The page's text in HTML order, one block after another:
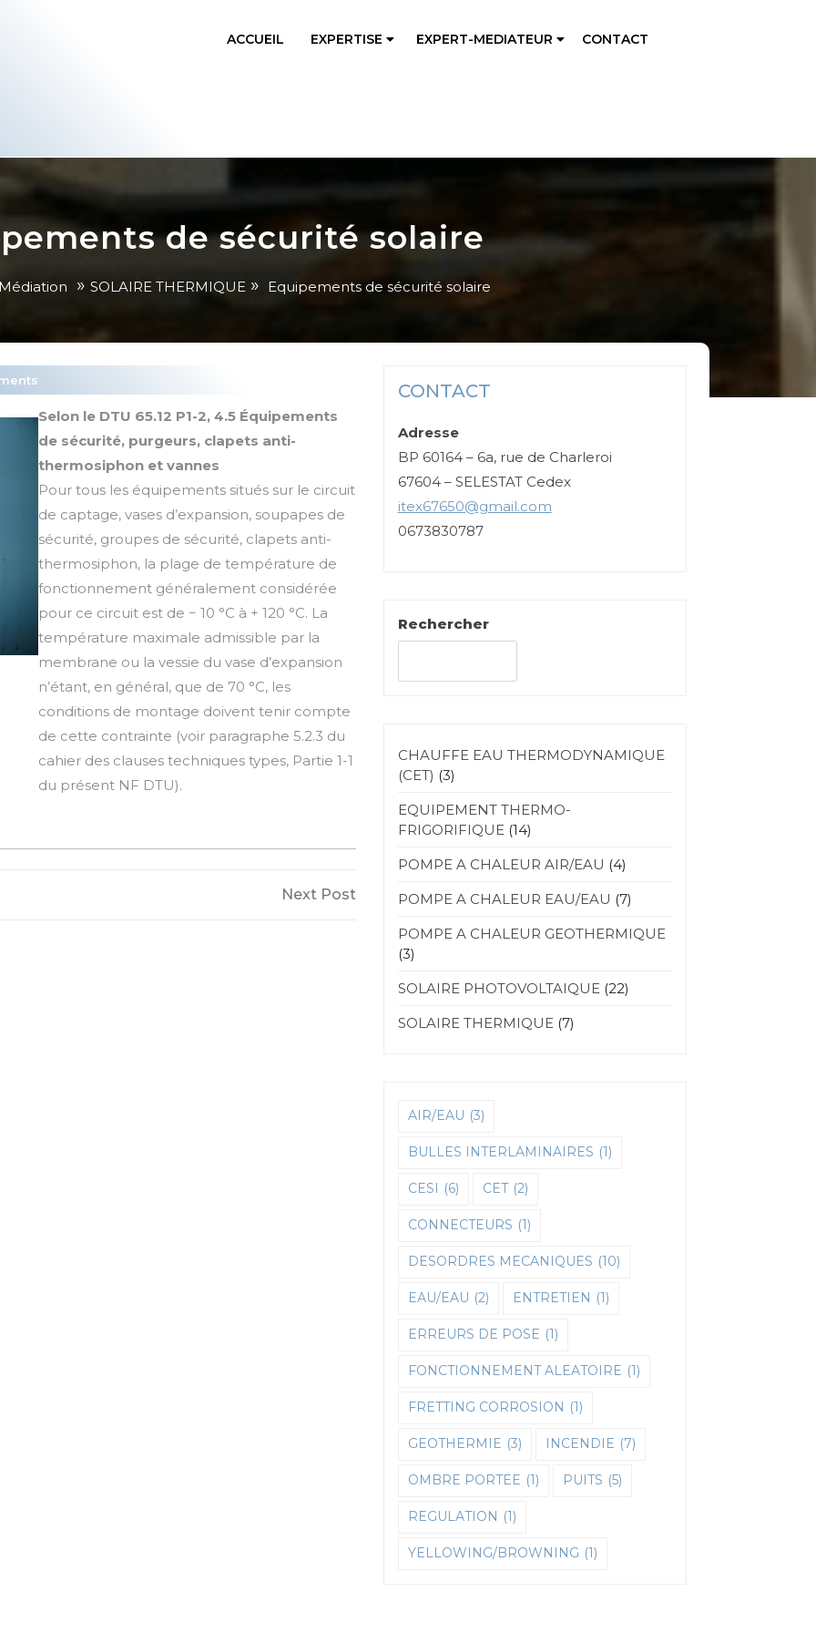
ACCUEIL EXPERTISE EXPERT-MEDIATEUR CONTACT
de sécurité solaire
» SOLAIRE THERMIQUE » Equipements de sécurité solaire
Selon le DTU 65.12 P1-2, 4.5 Équipements
de sécurité, purgeurs, clapets anti-
thermosiphon et vannes
Pour tous les équipements situés sur le circuit
de captage, vases d’expansion, soupapes de
sécurité, groupes de sécurité, clapets anti-
thermosiphon, la plage de température de
fonctionnement généralement considérée
pour ce circuit est de − 10 °C à + 120 °C. La
température maximale admissible par la
membrane ou la vessie du vase d’expansion
n’étant, en général, que de 70 °C, les
conditions de montage doivent tenir compte
de cette contrainte (voir paragraphe 5.2.3 du
cahier des clauses techniques types, Partie 1-1
du présent NF DTU).
Next
Next Post
CONTACT
Adresse
BP 60164 – 6a, rue de Charleroi
67604 – SELESTAT Cedex
itex67650@gmail.com
0673830787
Rechercher
CHAUFFE EAU THERMODYNAMIQUE
(CET) (3)
EQUIPEMENT THERMO-
FRIGORIFIQUE (14)
POMPE A CHALEUR AIR/EAU (4)
POMPE A CHALEUR EAU/EAU (7)
POMPE A CHALEUR GEOTHERMIQUE
(3)
SOLAIRE PHOTOVOLTAIQUE (22)
SOLAIRE THERMIQUE (7)
AIR/EAU (3)
BULLES INTERLAMINAIRES (1)
CESI (6) CET (2)
CONNECTEURS (1)
DESORDRES MECANIQUES (10)
EAU/EAU (2) ENTRETIEN (1)
ERREURS DE POSE (1)
FONCTIONNEMENT ALEATOIRE (1)
FRETTING CORROSION (1)
GEOTHERMIE (3) INCENDIE (7)
OMBRE PORTEE (1) PUITS (5)
REGULATION (1)
YELLOWING/BROWNING (1)